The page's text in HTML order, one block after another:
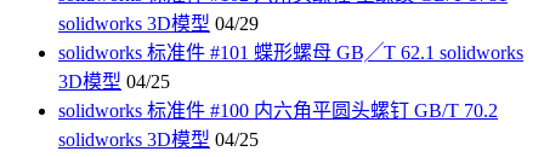
solidworks 3D模型 04/29
solidworks 标准件 #101 蝶形螺母 GB╱T 62.1 solidworks
3D模型 04/25
solidworks 标准件 #100 内六角平圆头螺钉 GB/T 70.2
solidworks 3D模型 04/25